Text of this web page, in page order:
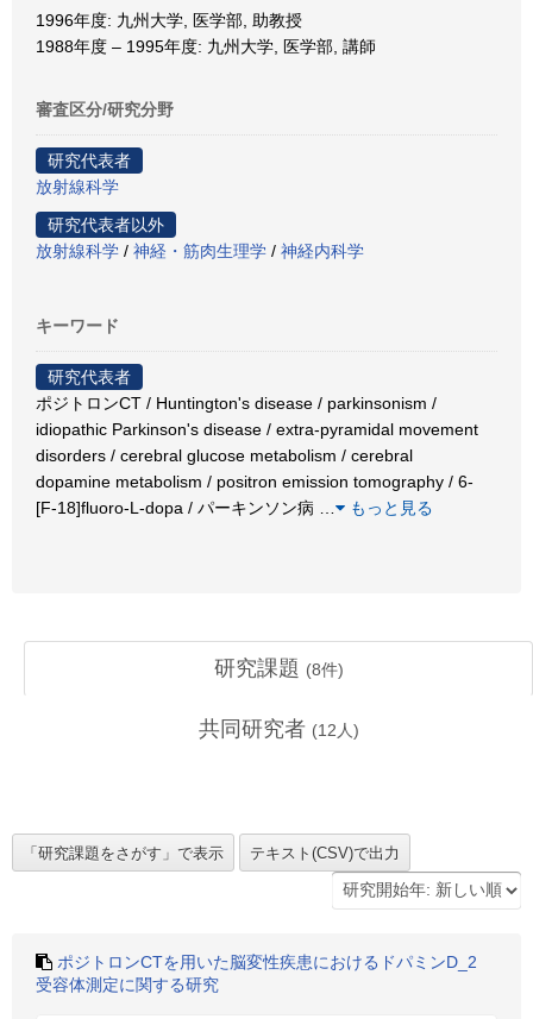
1996年度: 九州大学, 医学部, 助教授
1988年度 – 1995年度: 九州大学, 医学部, 講師
審査区分/研究分野
研究代表者
放射線科学
研究代表者以外
放射線科学 / 神経・筋肉生理学 / 神経内科学
キーワード
研究代表者
ポジトロンCT / Huntington's disease / parkinsonism /
idiopathic Parkinson's disease / extra-pyramidal movement
disorders / cerebral glucose metabolism / cerebral
dopamine metabolism / positron emission tomography / 6-
[F-18]fluoro-L-dopa / パーキンソン病
もっと見る
研究課題 (8件)
共同研究者 (12 人)
ポジトロンCTを用いた脳変性疾患におけるドパミンD_2
受容体測定に関する研究